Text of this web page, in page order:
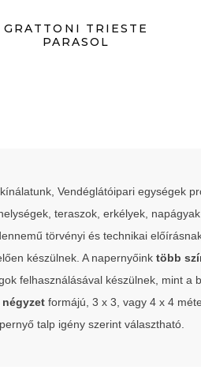
GRATTONI TRIESTE
PARASOL
kínálatunk, Vendéglátóipari egységek
teraszok, erkélyek,
törvényi és technikai
készülnek. A napernyőink több
felhasználásával készülnek, mint
négyzetformájú, 3 x 3, vagy 4 x 4
talp igény szerint választható.